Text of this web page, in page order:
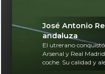
José Antonio
andaluza
El utrerano
Arsenal y Real
coche. Su calidad y